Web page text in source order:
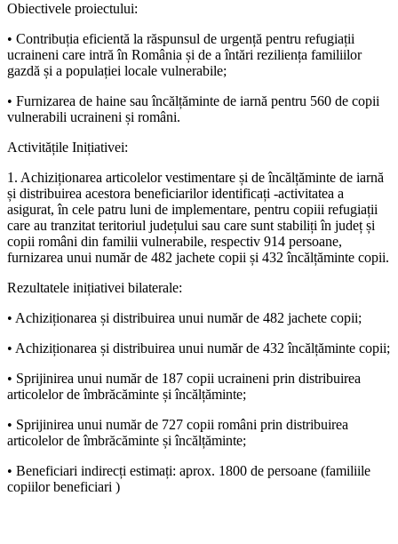
Obiectivele proiectului:
• Contribuția eficientă la răspunsul de urgență pentru refugiații
ucraineni care intră în România și de a întări reziliența familiilor
gazdă și a populației locale vulnerabile;
• Furnizarea de haine sau încălțăminte de iarnă pentru 560 de copii
vulnerabili ucraineni și români.
Activitățile Inițiativei:
1. Achiziționarea articolelor vestimentare și de încălțăminte de iarnă
și distribuirea acestora beneficiarilor identificați -activitatea a
asigurat, în cele patru luni de implementare, pentru copiii refugiații
care au tranzitat teritoriul județului sau care sunt stabiliți în județ și
copii români din familii vulnerabile, respectiv 914 persoane,
furnizarea unui număr de 482 jachete copii și 432 încălțăminte copii.
Rezultatele inițiativei bilaterale:
• Achiziționarea și distribuirea unui număr de 482 jachete copii;
• Achiziționarea și distribuirea unui număr de 432 încălțăminte copii;
• Sprijinirea unui număr de 187 copii ucraineni prin distribuirea
articolelor de îmbrăcăminte și încălțăminte;
• Sprijinirea unui număr de 727 copii români prin distribuirea
articolelor de îmbrăcăminte și încălțăminte;
• Beneficiari indirecți estimați: aprox. 1800 de persoane (familiile
copiilor beneficiari )